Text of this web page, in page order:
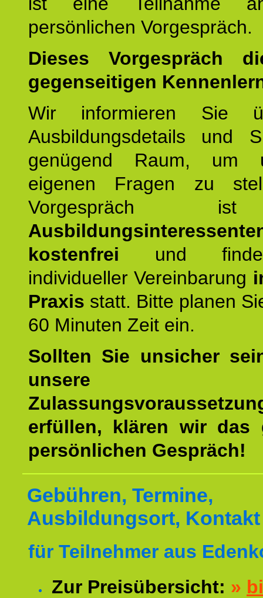
persönlichen Vorgespräch.
Dieses Vorgespräch
gegenseitigen
Wir informieren Sie
Ausbildungsdetails und
genügend Raum, um
eigenen Fragen zu
kostenfrei und
individueller Vereinbarung
Praxis statt. Bitte planen
60 Minuten Zeit ein.
Sollten Sie unsicher
unsere
erfüllen, klären wir das
persönlichen Gespräch!
Gebühren, Termine,
Ausbildungsort, Kontakt
für Teilnehmer aus
Zur Preisübersicht: »